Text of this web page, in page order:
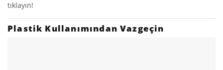
tıklayın!
Plastik Kullanımından Vazgeçin